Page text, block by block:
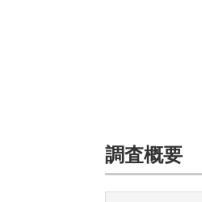
調査概要